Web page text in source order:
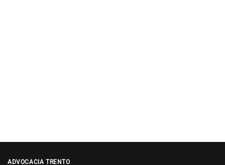
ADVOCACIA TRENTO